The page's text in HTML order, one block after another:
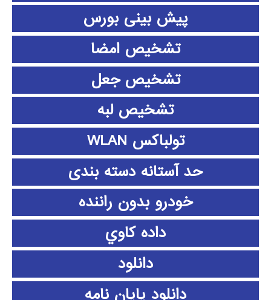
پیش بینی بورس
تشخیص امضا
تشخیص جعل
تشخیص لبه
تولباکس WLAN
حد آستانه دسته بندی
خودرو بدون راننده
داده كاوي
دانلود
دانلود پايان نامه